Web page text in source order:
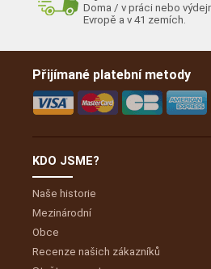
Doma / v práci nebo
Evropě a v 41 zemích.
Přijímané platební metody
KDO JSME?
Naše historie
Mezinárodní
Obce
Recenze našich zákazníků